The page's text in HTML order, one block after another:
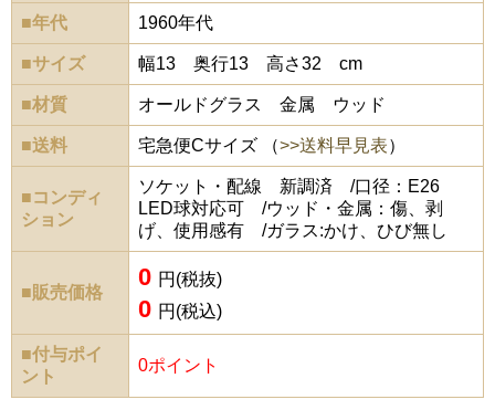
■年代 1960年代
■サイズ 幅13 奥行13 高さ32 cm
■材質 オールドグラス 金属 ウッド
■送料 宅急便Cサイズ （>>送料早見表）
■コンディ
ション
ソケット・配線 新調済 /口径：E26
LED球対応可 /ウッド・金属：傷、剥
げ、使用感有 /ガラス:かけ、ひび無し
■販売価格
0 円(税抜)
0 円(税込)
■付与ポイ
ント
0ポイント